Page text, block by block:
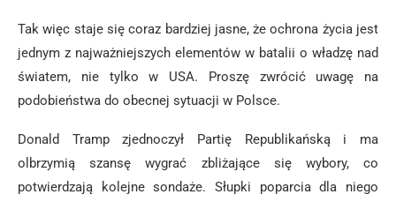
Tak więc staje się coraz bardziej jasne, że ochrona życia jest
jednym z najważniejszych elementów w batalii o władzę nad
światem, nie tylko w USA. Proszę zwrócić uwagę na
podobieństwa do obecnej sytuacji w Polsce.
Donald Tramp zjednoczył Partię Republikańską i ma
olbrzymią szansę wygrać zbliżające się wybory, co
potwierdzają kolejne sondaże. Słupki poparcia dla niego